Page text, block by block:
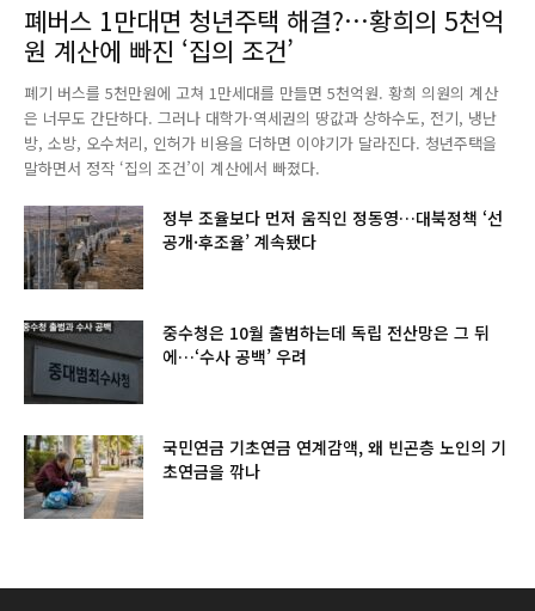
폐버스 1만대면 청년주택 해결?…황희의 5천억
원 계산에 빠진 ‘집의 조건’
폐기 버스를 5천만원에 고쳐 1만세대를 만들면 5천억원. 황희 의원의 계산
은 너무도 간단하다. 그러나 대학가·역세권의 땅값과 상하수도, 전기, 냉난
방, 소방, 오수처리, 인허가 비용을 더하면 이야기가 달라진다. 청년주택을
말하면서 정작 ‘집의 조건’이 계산에서 빠졌다.
정부 조율보다 먼저 움직인 정동영…대북정책 ‘선
공개·후조율’ 계속됐다
중수청은 10월 출범하는데 독립 전산망은 그 뒤
에…‘수사 공백’ 우려
국민연금 기초연금 연계감액, 왜 빈곤층 노인의 기
초연금을 깎나